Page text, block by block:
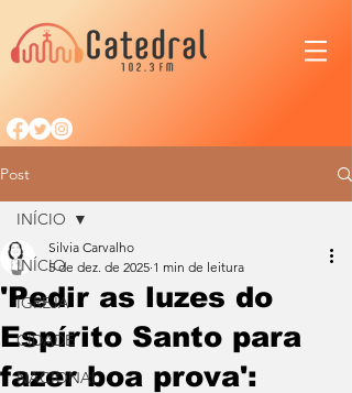
Post
INÍCIO
IGREJA
CIDADE
NACIONAL
INÍCIO
'Pedir as luzes do
Espírito Santo para
fazer boa prova':
Silvia Carvalho
5 de dez. de 2025 1 min de leitura